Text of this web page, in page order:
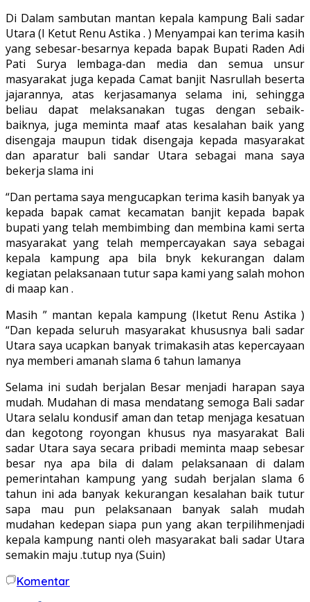
Di Dalam sambutan mantan kepala kampung Bali sadar
Utara (I Ketut Renu Astika . ) Menyampai kan terima kasih
yang sebesar-besarnya kepada bapak Bupati Raden Adi
Pati Surya lembaga-dan media dan semua unsur
masyarakat juga kepada Camat banjit Nasrullah beserta
jajarannya, atas kerjasamanya selama ini, sehingga
beliau dapat melaksanakan tugas dengan sebaik-
baiknya, juga meminta maaf atas kesalahan baik yang
disengaja maupun tidak disengaja kepada masyarakat
dan aparatur bali sandar Utara sebagai mana saya
bekerja slama ini
“Dan pertama saya mengucapkan terima kasih banyak ya
kepada bapak camat kecamatan banjit kepada bapak
bupati yang telah membimbing dan membina kami serta
masyarakat yang telah mempercayakan saya sebagai
kepala kampung apa bila bnyk kekurangan dalam
kegiatan pelaksanaan tutur sapa kami yang salah mohon
di maap kan .
Masih ” mantan kepala kampung (Iketut Renu Astika )
“Dan kepada seluruh masyarakat khususnya bali sadar
Utara saya ucapkan banyak trimakasih atas kepercayaan
nya memberi amanah slama 6 tahun lamanya
Selama ini sudah berjalan Besar menjadi harapan saya
mudah. Mudahan di masa mendatang semoga Bali sadar
Utara selalu kondusif aman dan tetap menjaga kesatuan
dan kegotong royongan khusus nya masyarakat Bali
sadar Utara saya secara pribadi meminta maap sebesar
besar nya apa bila di dalam pelaksanaan di dalam
pemerintahan kampung yang sudah berjalan slama 6
tahun ini ada banyak kekurangan kesalahan baik tutur
sapa mau pun pelaksanaan banyak salah mudah
mudahan kedepan siapa pun yang akan terpilihmenjadi
kepala kampung nanti oleh masyarakat bali sadar Utara
semakin maju .tutup nya (Suin)
Komentar